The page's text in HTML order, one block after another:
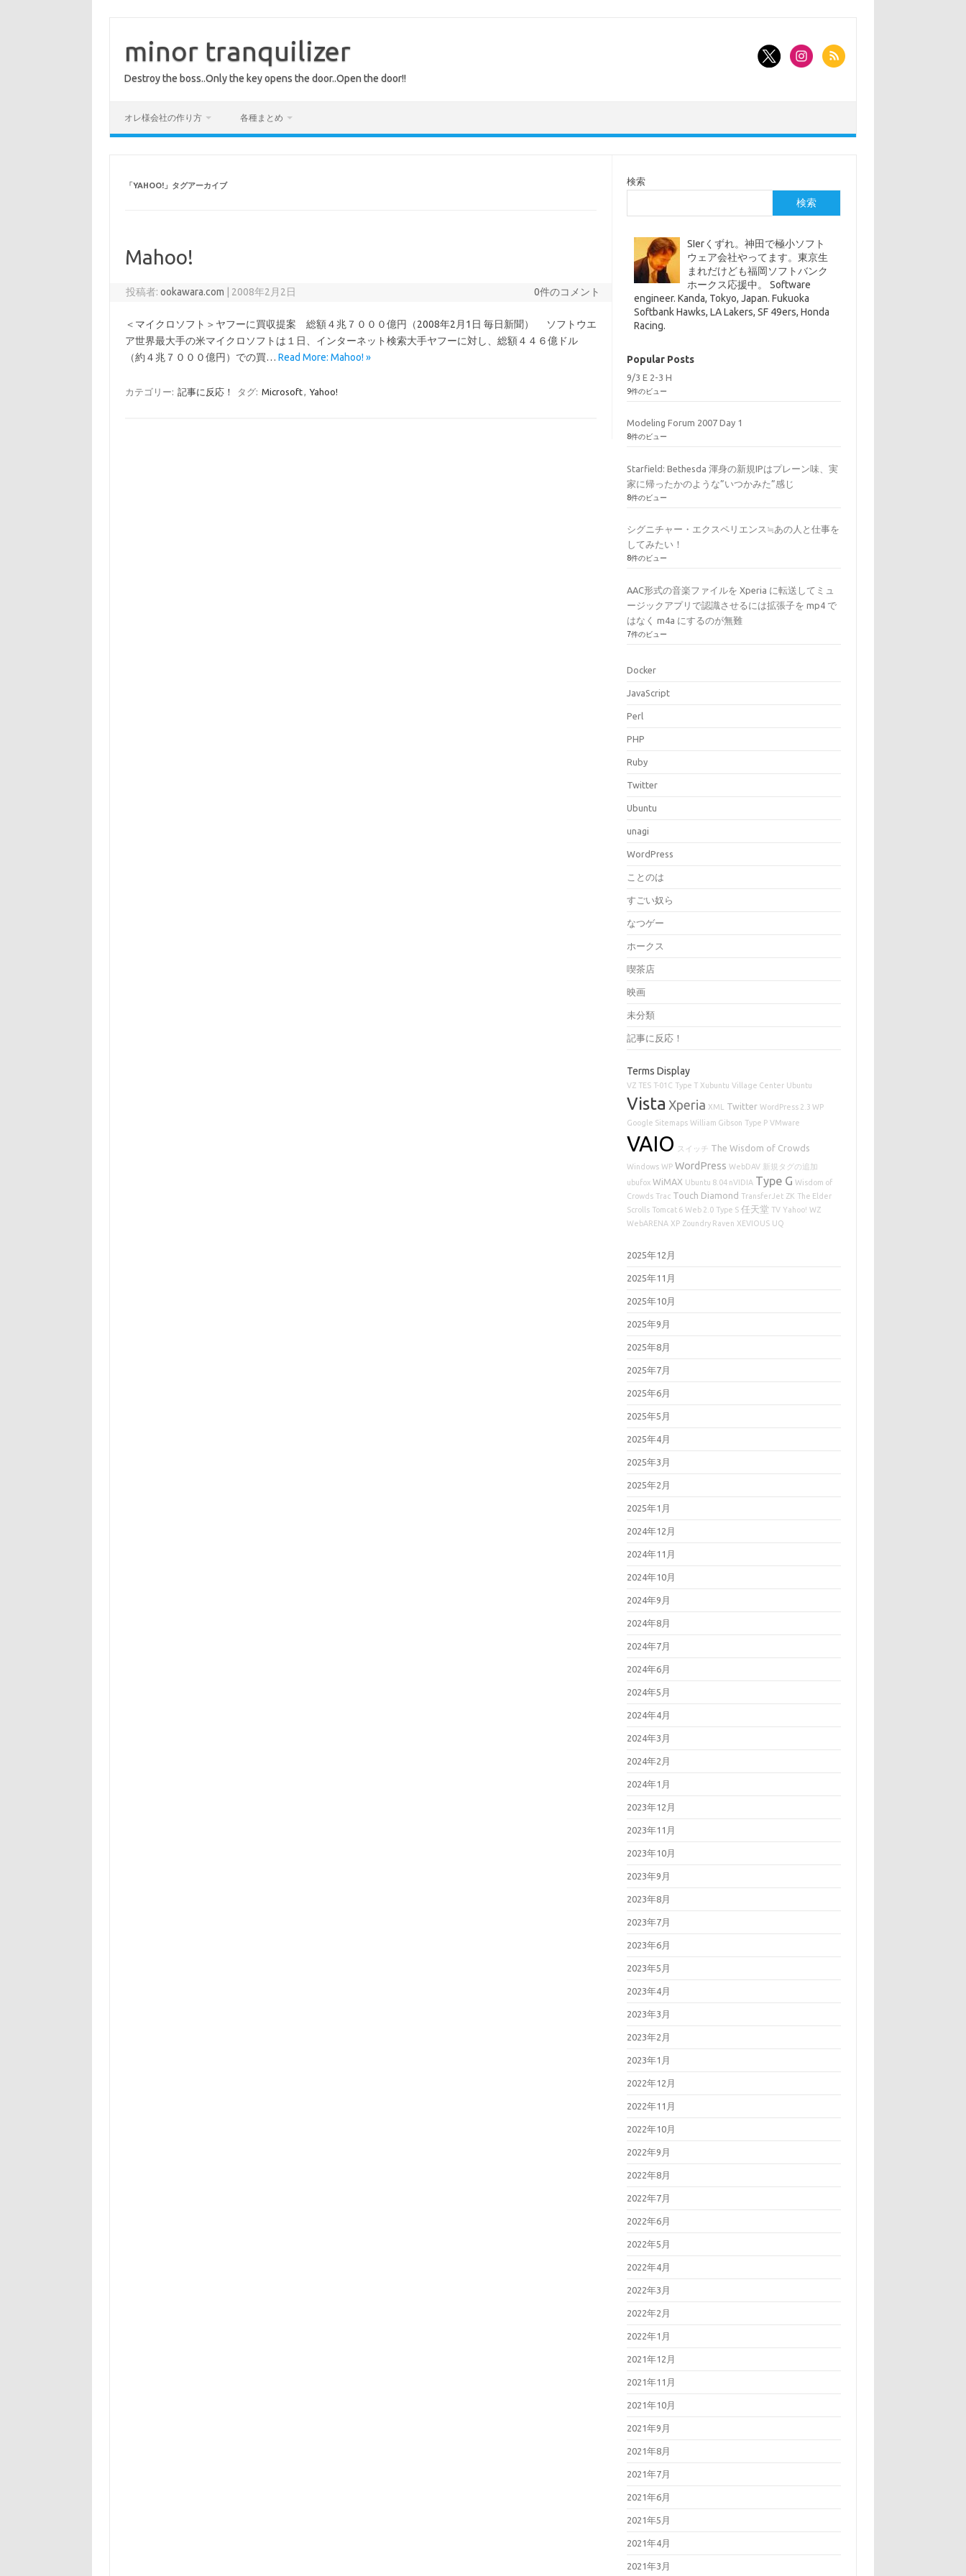
minor tranquilizer
Destroy the boss..Only the key opens the door..Open the door!!
オレ様会社の作り方 各種まとめ
「YAHOO!」タグアーカイブ
Mahoo!
投稿者:ookawara.com 2008年2月2日 0件のコメント
＜マイクロソフト＞ヤフーに買収提案 総額４兆７０００億円（2008年2月1日 毎日新聞） ソフトウエ
ア世界最大手の米マイクロソフトは１日、インターネット検索大手ヤフーに対し、総額４４６億ドル
（約４兆７０００億円）での買… Read More: Mahoo! »
カテゴリー: 記事に反応！ タグ: Microsoft, Yahoo!
検索
検索
SIerくずれ。神田で極小ソフト
ウェア会社やってます。東京生
まれだけども福岡ソフトバンク
ホークス応援中。 Software
engineer. Kanda, Tokyo, Japan. Fukuoka
Softbank Hawks, LA Lakers, SF 49ers, Honda
Racing.
Popular Posts
9/3 E 2-3 H
9件のビュー
Modeling Forum 2007 Day 1
8件のビュー
Starfield: Bethesda 渾身の新規IPはプレーン味、実
家に帰ったかのような”いつかみた”感じ
8件のビュー
シグニチャー・エクスペリエンス≒あの人と仕事を
してみたい！
8件のビュー
AAC形式の音楽ファイルを Xperia に転送してミュ
ージックアプリで認識させるには拡張子を mp4 で
はなく m4a にするのが無難
7件のビュー
Docker
JavaScript
Perl
PHP
Ruby
Twitter
Ubuntu
unagi
WordPress
ことのは
すごい奴ら
なつゲー
ホークス
喫茶店
映画
未分類
記事に反応！
Terms Display
VZ TES T-01C Type T Xubuntu Village Center Ubuntu
Vista Xperia XML Twitter WordPress 2.3 WP
Google Sitemaps William Gibson Type P VMware
VAIO スイッチ The Wisdom of Crowds
Windows WP WordPress WebDAV 新規タグの追加
ubufox WiMAX Ubuntu 8.04 nVIDIA Type G Wisdom of
Crowds Trac Touch Diamond TransferJet ZK The Elder
Scrolls Tomcat 6 Web 2.0 Type S 任天堂 TV Yahoo! WZ
WebARENA XP Zoundry Raven XEVIOUS UQ
2025年12月
2025年11月
2025年10月
2025年9月
2025年8月
2025年7月
2025年6月
2025年5月
2025年4月
2025年3月
2025年2月
2025年1月
2024年12月
2024年11月
2024年10月
2024年9月
2024年8月
2024年7月
2024年6月
2024年5月
2024年4月
2024年3月
2024年2月
2024年1月
2023年12月
2023年11月
2023年10月
2023年9月
2023年8月
2023年7月
2023年6月
2023年5月
2023年4月
2023年3月
2023年2月
2023年1月
2022年12月
2022年11月
2022年10月
2022年9月
2022年8月
2022年7月
2022年6月
2022年5月
2022年4月
2022年3月
2022年2月
2022年1月
2021年12月
2021年11月
2021年10月
2021年9月
2021年8月
2021年7月
2021年6月
2021年5月
2021年4月
2021年3月